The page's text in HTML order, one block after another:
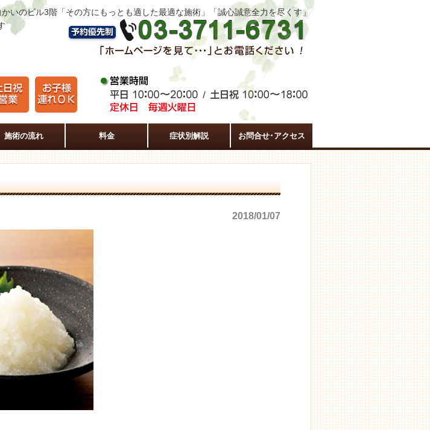
いのビル3階「その方にもっとも適した最適な施術」「誠心誠意全力を尽くす」
施術の流れ 料金 症状別解説 お問合せ･アクセス
2018/01/07